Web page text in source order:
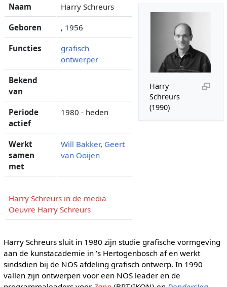
Harry
Schreurs
(1990)
Naam Harry Schreurs
Geboren , 1956
Functies
grafisch
ontwerper
Bekend
van
Periode
actief
1980 - heden
Werkt
samen
met
Will Bakker, Geert
van Ooijen
Harry Schreurs in de media
Oeuvre Harry Schreurs
Harry Schreurs sluit in 1980 zijn studie grafische vormgeving
aan de kunstacademie in 's Hertogenbosch af en werkt
sindsdien bij de NOS afdeling grafisch ontwerp. In 1990
vallen zijn ontwerpen voor een NOS leader en de